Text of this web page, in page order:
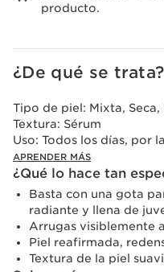
producto.
¿De qué se trata?
Tipo de piel: Mixta,
Textura: Sérum
Uso: Todos los días, por
APRENDER MÁS
¿Qué lo hace tan
Basta con una gota
radiante y llena de
Arrugas visiblemente
Piel reafirmada,
Textura de la piel